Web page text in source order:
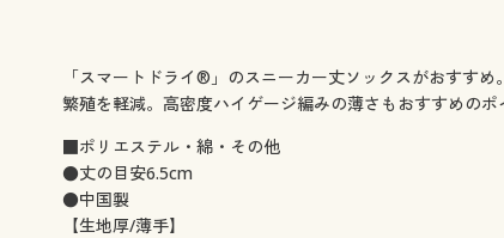
「スマートドライ®」のスニーカー丈ソックスがおすす
繁殖を軽減。高密度ハイゲージ編みの薄さもおすすめの
■ポリエステル・綿・その他
●丈の目安6.5cm
●中国製
【生地厚/薄手】